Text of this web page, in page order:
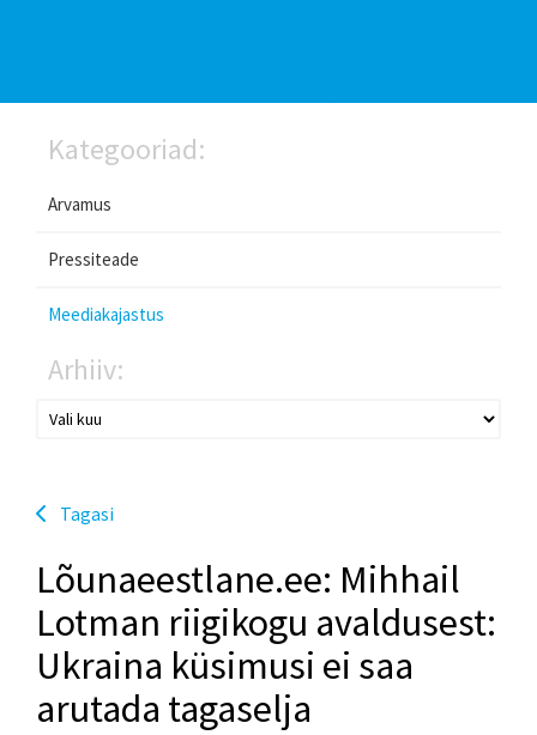
Kategooriad:
Arvamus
Pressiteade
Meediakajastus
Arhiiv:
Tagasi
Lõunaeestlane.ee: Mihhail
Lotman riigikogu avaldusest:
Ukraina küsimusi ei saa
arutada tagaselja